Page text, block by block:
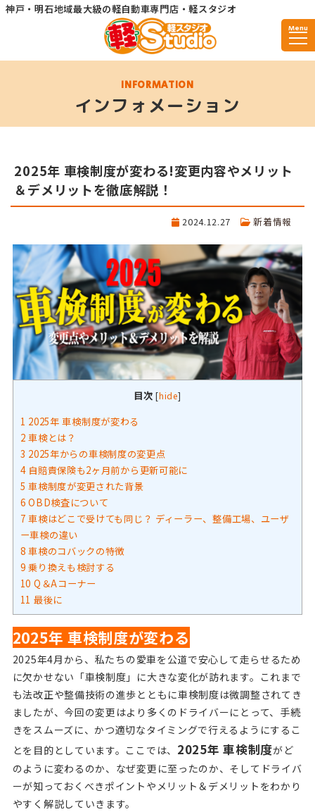
神戸・明石地域最大級の軽自動車専門店・軽スタジオ
Menu
INFORMATION
インフォメーション
2025年 車検制度が変わる!変更内容やメリット
＆デメリットを徹底解説！
2024.12.27 新着情報
目次 [hide]
1 2025年 車検制度が変わる
2 車検とは？
3 2025年からの車検制度の変更点
4自賠責保険も2ヶ月前から更新可能に
5 車検制度が変更された背景
6 OBD検査について
7 車検はどこで受けても同じ？ ディーラー、整備工場、ユーザ
ー車検の違い
8 車検のコバックの特徴
9 乗り換えも検討する
10 Q＆Aコーナー
11 最後に
2025年 車検制度が変わる
2025年4月から、私たちの愛車を公道で安心して走らせるため
に欠かせない「車検制度」に大きな変化が訪れます。これまで
も法改正や整備技術の進歩とともに車検制度は微調整されてき
ましたが、今回の変更はより多くのドライバーにとって、手続
きをスムーズに、かつ適切なタイミングで行えるようにするこ
とを目的としています。ここでは、 2025年 車検制度がど
のように変わるのか、なぜ変更に至ったのか、そしてドライバ
ーが知っておくべきポイントやメリット＆デメリットをわかり
やすく解説していきます。